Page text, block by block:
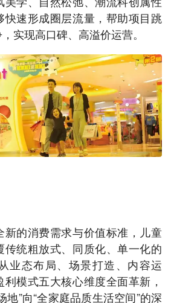
快速形成圈层流量，帮助项目跳
实现高口碑、高溢价运营。
新的消费需求与价值标准，儿童
传统粗放式、同质化、单一化的
业态布局、场景打造、内容运
模式五大核心维度全面革新，
地”向“全家庭品质生活空间”的深